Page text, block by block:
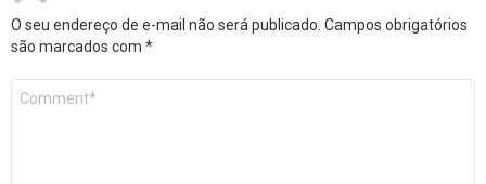
O seu endereço de e-mail não será publicado. Campos obrigatórios
são marcados com *
Comentário